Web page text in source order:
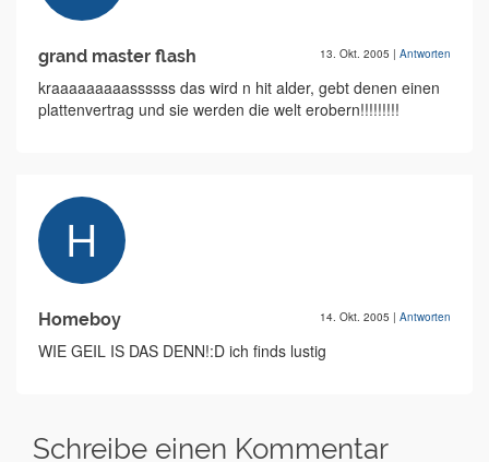
grand master flash 13. Okt. 2005 | Antworten
kraaaaaaaaassssss das wird n hit alder, gebt denen einen
plattenvertrag und sie werden die welt erobern!!!!!!!!!
Homeboy 14. Okt. 2005 | Antworten
WIE GEIL IS DAS DENN!:D ich finds lustig
Schreibe einen Kommentar